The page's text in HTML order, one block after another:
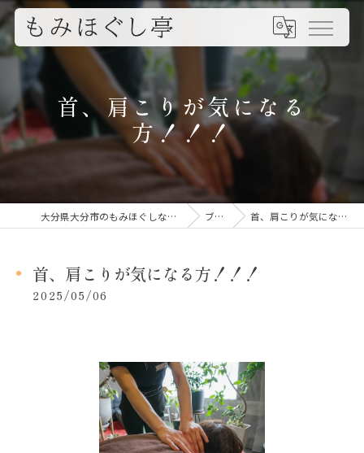
首、肩こりが気になる
方！！！
大分県大分市のもみほぐしならもみほぐし亭 ブログ 首、肩こりが気になる方！！！
首、肩こりが気になる方！！！
2025/05/06